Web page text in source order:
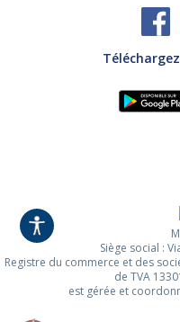
Siège social :
Registre du commerce et des
de TVA
est gérée et